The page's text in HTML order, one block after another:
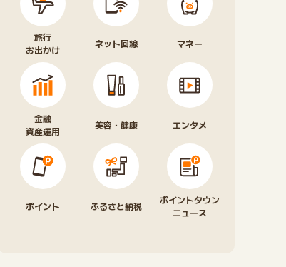
旅行
お出かけ
ネット回線 マネー
金融
資産運用
美容・健康 エンタメ
ポイント ふるさと納税
ポイントタウン
ニュース